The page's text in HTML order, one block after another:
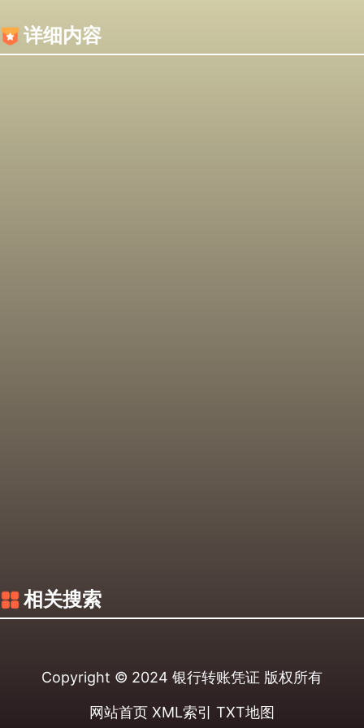
详细内容
相关搜索
Copyright © 2024 银行转账凭证 版权所有
网站首页 XML索引 TXT地图